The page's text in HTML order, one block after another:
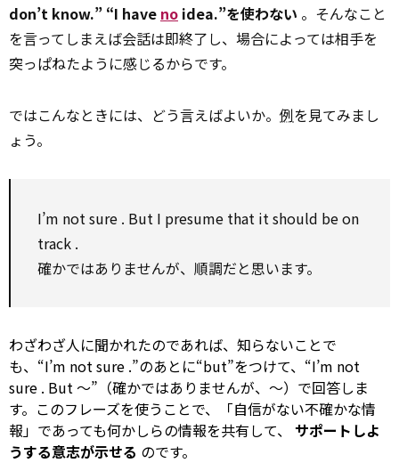
don’t know.” “I have no idea.”を使わない 。そんなこと
を言ってしまえば会話は即終了し、場合によっては相手を
突っぱねたように感じるからです。
ではこんなときには、どう言えばよいか。 例を見てみまし
ょう。
I’m not sure . But I presume that itshould beon
track .
確かではありませんが、順調だと思います。
わざわざ人に聞かれたのであれば、知らないことで
も、“I’m not sure .”のあとに“but”をつけて、“I’m not
sure . But ～”（確かではありませんが、～）で回答しま
す。このフレーズを使うことで、「自信がない不確かな情
報」であっても何かしらの情報を共有して、 サポートしよ
うする意志が示せる のです。